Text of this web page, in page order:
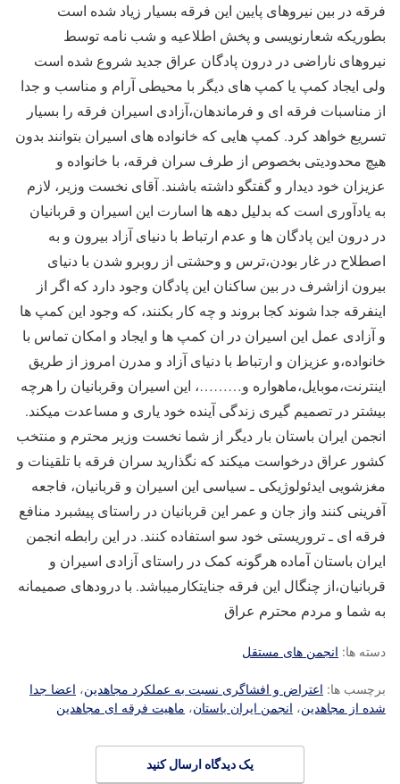
فرقه در بین نیروهای پایین این فرقه بسیار زیاد شده است
بطوریکه شعارنویسی و پخش اطلاعیه و شب نامه توسط
نیروهای ناراضی در درون پادگان عراق جدید شروع شده است
ولی ایجاد کمپ یا کمپ های دیگر با محیطی آرام و مناسب و جدا
از مناسبات فرقه ای و فرماندهان،آزادی اسیران فرقه را بسیار
تسریع خواهد کرد. کمپ هایی که خانواده های اسیران بتوانند بدون
هیچ محدودیتی بخصوص از طرف سران فرقه، با خانواده و
عزیزان خود دیدار و گفتگو داشته باشند. آقای نخست وزیر، لازم
به یادآوری است که بدلیل دهه ها اسارت این اسیران و قربانیان
در درون این پادگان ها و عدم ارتباط با دنیای آزاد بیرون و به
اصطلاح در غار بودن،ترس و وحشتی از روبرو شدن با دنیای
بیرون ازاشرف در بین ساکنان این پادگان وجود دارد که اگر از
اینفرقه جدا شوند کجا بروند و چه کار بکنند، که وجود این کمپ ها
و آزادی عمل این اسیران در ان کمپ ها و ایجاد و امکان تماس با
خانواده،و عزیزان و ارتباط با دنیای آزاد و مدرن امروز از طریق
اینترنت،موبایل،ماهواره و………، این اسیران وقربانیان را هرچه
بیشتر در تصمیم گیری زندگی آینده خود یاری و مساعدت میکند.
انجمن ایران باستان بار دیگر از شما نخست وزیر محترم و منتخب
کشور عراق درخواست میکند که نگذارید سران فرقه با تلقینات و
مغزشویی ایدئولوژیکی ـ سیاسی این اسیران و قربانیان، فاجعه
آفرینی کنند واز جان و عمر این قربانیان در راستای پیشبرد منافع
فرقه ای ـ تروریستی خود سو استفاده کنند. در این رابطه انجمن
ایران باستان آماده هرگونه کمک در راستای آزادی اسیران و
قربانیان،از چنگال این فرقه جنایتکارمیباشد. با درودهای صمیمانه
به شما و مردم محترم عراق
دسته ها: انجمن های مستقل
برچسب ها: اعتراض و افشاگری نسبت به عملکرد مجاهدین، اعضا جدا
شده از مجاهدین، انجمن ایران باستان، ماهیت فرقه ای مجاهدین
یک دیدگاه ارسال کنید